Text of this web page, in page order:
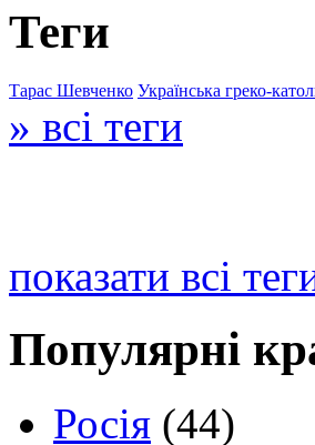
Теги
Тарас Шевченко Українська греко-
» всі теги
показати всі
Популярні
Росія (44)